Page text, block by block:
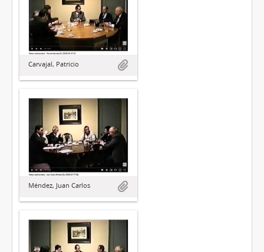
Carvajal, Patricio
Méndez, Juan Carlos